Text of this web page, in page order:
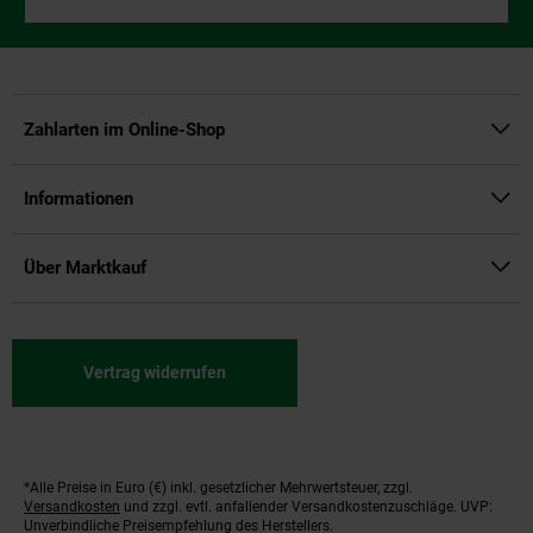
Zahlarten im Online-Shop
Informationen
Über Marktkauf
Vertrag widerrufen
Fußnoten
*Alle Preise in Euro (€) inkl. gesetzlicher Mehrwertsteuer, zzgl.
Versandkosten und zzgl. evtl. anfallender Versandkostenzuschläge. UVP:
Unverbindliche Preisempfehlung des Herstellers.